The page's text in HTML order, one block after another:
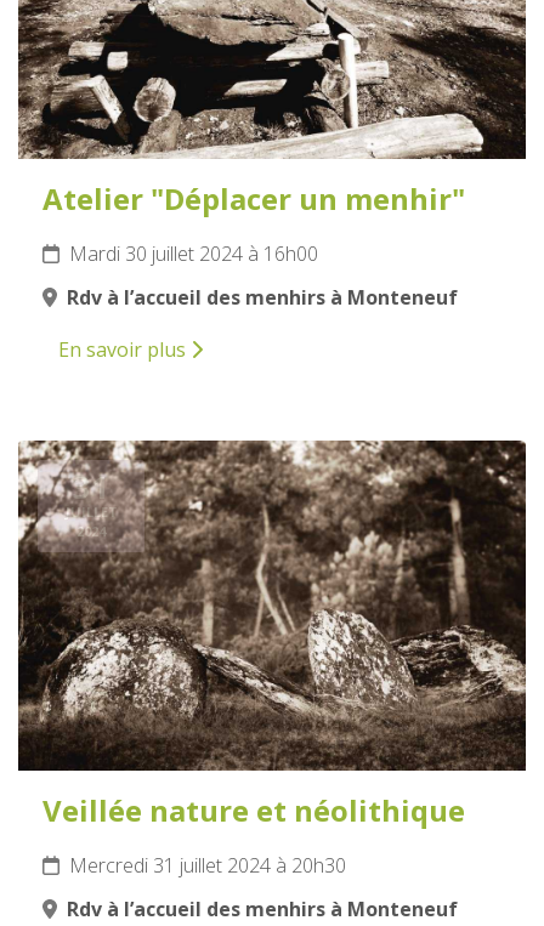
Atelier "Déplacer un menhir"
Mardi 30 juillet 2024 à 16h00
Rdv à l’accueil des menhirs à Monteneuf
En savoir plus
31
JUILLET
2024
Veillée nature et néolithique
Mercredi 31 juillet 2024 à 20h30
Rdv à l’accueil des menhirs à Monteneuf